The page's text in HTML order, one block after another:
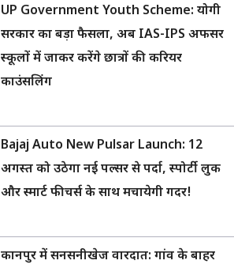
UP Government Youth Scheme: योगी
सरकार का बड़ा फैसला, अब IAS-IPS अफसर
स्कूलों में जाकर करेंगे छात्रों की करियर
काउंसलिंग
Bajaj Auto New Pulsar Launch: 12
अगस्त को उठेगा नई पल्सर से पर्दा, स्पोर्टी लुक
और स्मार्ट फीचर्स के साथ मचायेगी गदर!
कानपुर में सनसनीखेज वारदात: गांव के बाहर